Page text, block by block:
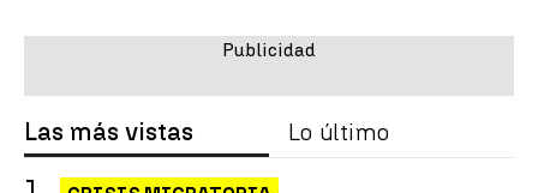
Las más vistas Lo último